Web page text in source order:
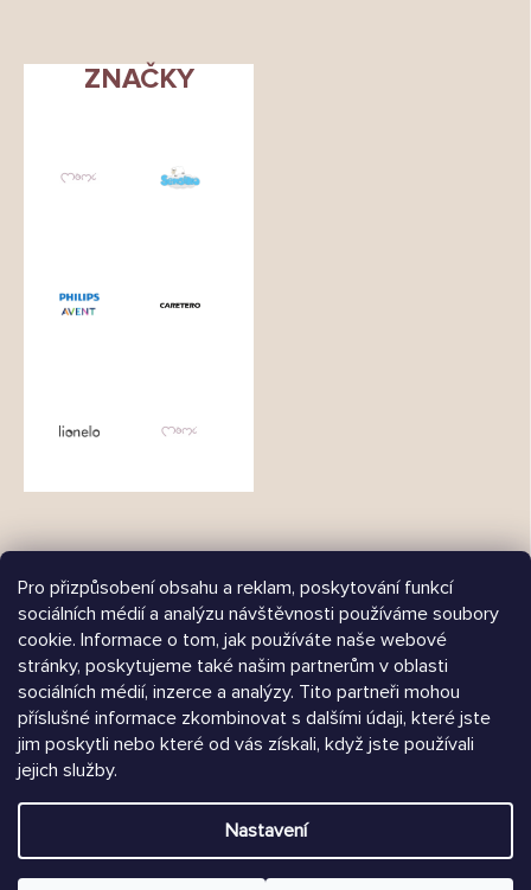
Pro přizpůsobení obsahu a reklam, poskytování funkcí
sociálních médií a analýzu návštěvnosti používáme soubory
cookie. Informace o tom, jak používáte naše webové
stránky, poskytujeme také našim partnerům v oblasti
sociálních médií, inzerce a analýzy. Tito partneři mohou
příslušné informace zkombinovat s dalšími údaji, které jste
jim poskytli nebo které od vás získali, když jste používali
jejich služby.
Nastavení
ZNAČKY
Árukereső.hu
Vytvořil Shoptet
Copyright 2026Chrústiček.cz. Všechna práva vyhrazena.